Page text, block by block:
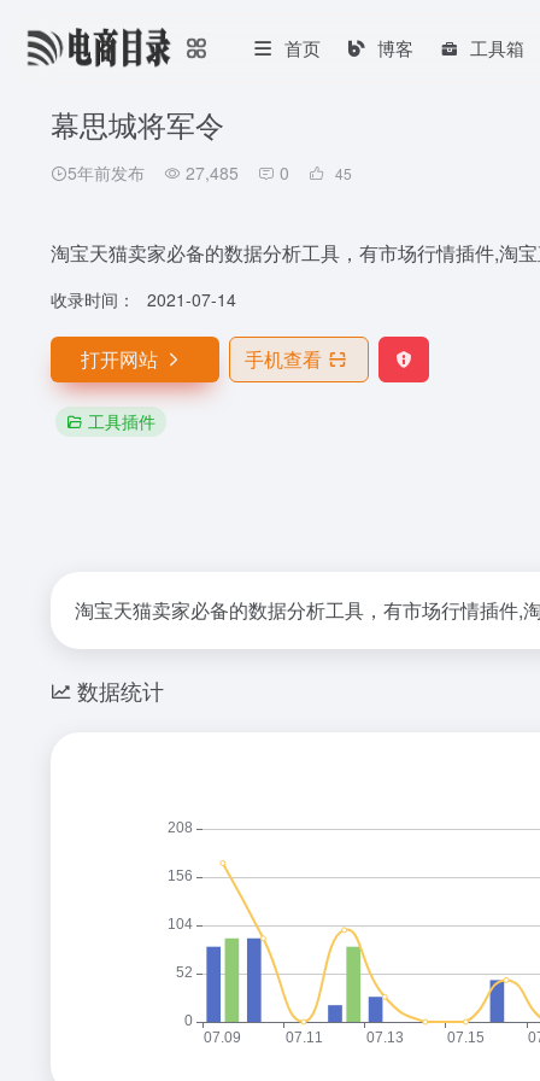
首页 博客 工具箱
幕思城将军令
5年前发布 27,485 0 45
淘宝天猫卖家必备的数据分析工具，有市场行情插件,淘
收录时间： 2021-07-14
打开网站 手机查看
工具插件
淘宝天猫卖家必备的数据分析工具，有市场行情插件,
数据统计